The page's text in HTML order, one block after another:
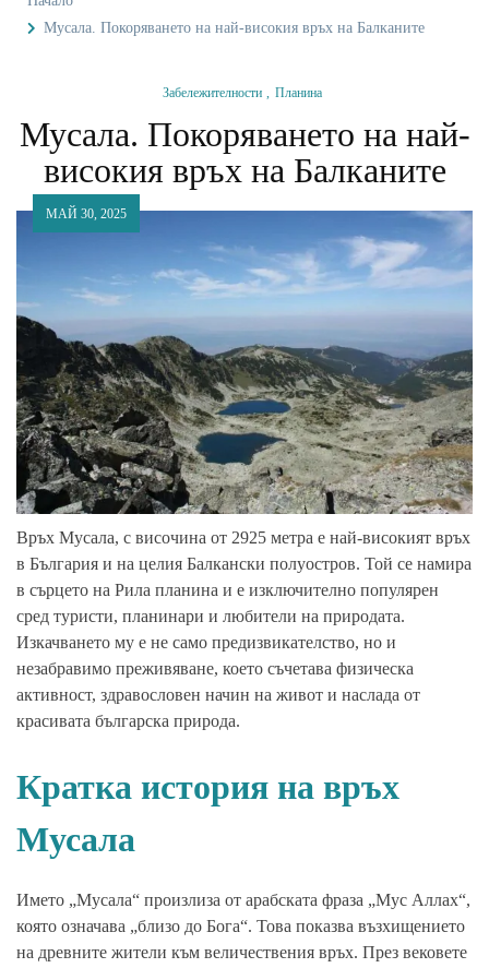
Мусала. Покоряването на най-високия връх на Балканите
Забележителности Планина
Мусала. Покоряването на най-
високия връх на Балканите
МАЙ 30, 2025
Връх Мусала, с височина от 2925 метра е най-високият връх
в България и на целия Балкански полуостров. Той се намира
в сърцето на Рила планина и е изключително популярен
сред туристи, планинари и любители на природата.
Изкачването му е не само предизвикателство, но и
незабравимо преживяване, което съчетава физическа
активност, здравословен начин на живот и наслада от
красивата българска природа.
Кратка история на връх
Мусала
Името „Мусала“ произлиза от арабската фраза „Мус Аллах“,
която означава „близо до Бога“. Това показва възхищението
на древните жители към величествения връх. През вековете